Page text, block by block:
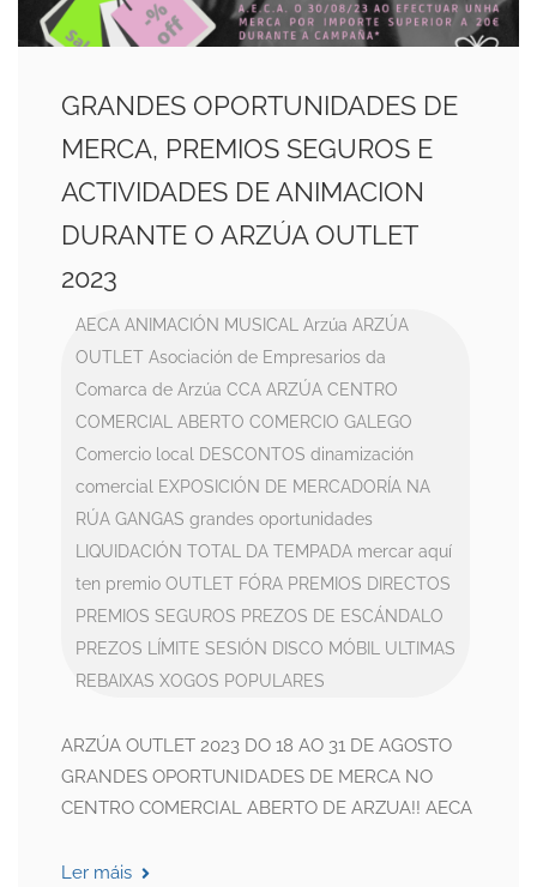
GRANDES OPORTUNIDADES DE
MERCA, PREMIOS SEGUROS E
ACTIVIDADES DE ANIMACION
DURANTE O ARZÚA OUTLET
2023
AECA ANIMACIÓN MUSICAL Arzúa ARZÚA
OUTLET Asociación de Empresarios da
Comarca de Arzúa CCA ARZÚA CENTRO
COMERCIAL ABERTO COMERCIO GALEGO
Comercio local
DESCONTOS dinamización
comercial
EXPOSICIÓN DE MERCADORÍA NA
RÚA GANGAS grandes oportunidades
LIQUIDACIÓN TOTAL DA TEMPADA mercar aquí
ten premio OUTLET FÓRA PREMIOS DIRECTOS
PREMIOS SEGUROS PREZOS DE ESCÁNDALO
PREZOS LÍMITE SESIÓN DISCO MÓBIL
ULTIMAS
REBAIXAS XOGOS POPULARES
ARZÚA OUTLET 2023 DO 18 AO 31 DE AGOSTO
GRANDES OPORTUNIDADES DE MERCA NO
CENTRO COMERCIAL ABERTO DE ARZUA!! AECA
Ler máis